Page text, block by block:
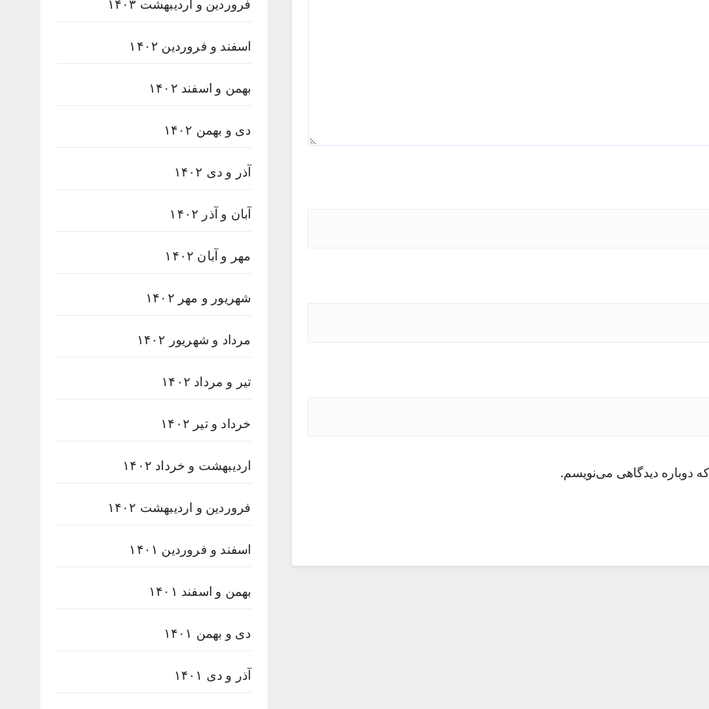
دوباره دیدگاهی می‌نویسم.
فروردین و اردیبهشت ۱۴۰۳
اسفند و فروردین ۱۴۰۲
بهمن و اسفند ۱۴۰۲
دی و بهمن ۱۴۰۲
آذر و دی ۱۴۰۲
آبان و آذر ۱۴۰۲
مهر و آبان ۱۴۰۲
شهریور و مهر ۱۴۰۲
مرداد و شهریور ۱۴۰۲
تیر و مرداد ۱۴۰۲
خرداد و تیر ۱۴۰۲
اردیبهشت و خرداد ۱۴۰۲
فروردین و اردیبهشت ۱۴۰۲
اسفند و فروردین ۱۴۰۱
بهمن و اسفند ۱۴۰۱
دی و بهمن ۱۴۰۱
آذر و دی ۱۴۰۱